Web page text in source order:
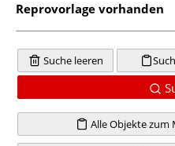
Reprovorlage vorhanden
Suche leeren
Alle Objekte zum